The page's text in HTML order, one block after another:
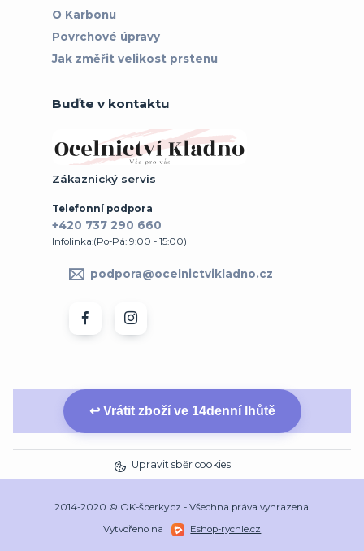
O Karbonu
Povrchové úpravy
Jak změřit velikost prstenu
Buďte v kontaktu
Zákaznický servis
Telefonní podpora
+420 737 290 660
Infolinka:(Po-Pá: 9:00 - 15:00)
podpora@ocelnictvikladno.cz
↩ Vrátit zboží ve 14denní lhůtě
Upravit sběr cookies.
2014-2020 © OK-šperky.cz - Všechna práva vyhrazena.
Vytvořeno na
Eshop-rychle.cz